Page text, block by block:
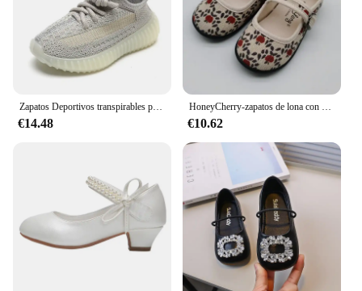
Zapatos Deportivos transpirables para niños y niñas, calzado informal de malla, suela plana y suave, para las cuatro estaciones, novedad
€14.48
HoneyCherry-zapatos de lona con estampado Floral para niña, calzado de suela blanda antideslizante, con boca cuadrada, para interior, novedad
€10.62